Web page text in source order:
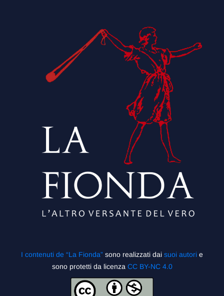
I contenuti de “La Fionda” sono realizzati dai suoi autori e
sono protetti da licenza CC BY-NC 4.0